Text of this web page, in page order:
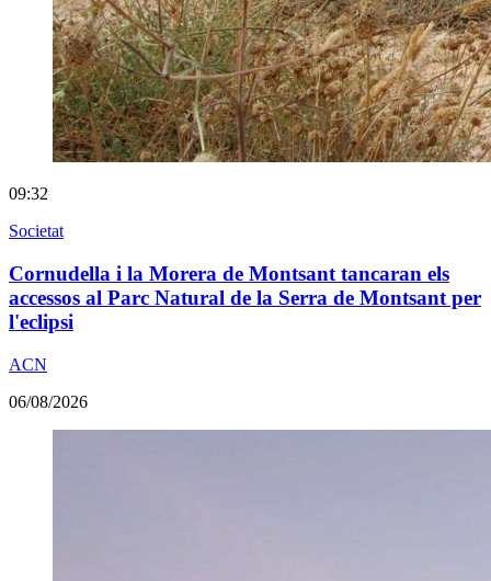
09:32
Societat
Cornudella i la Morera de Montsant tancaran els
accessos al Parc Natural de la Serra de Montsant per
l'eclipsi
ACN
06/08/2026